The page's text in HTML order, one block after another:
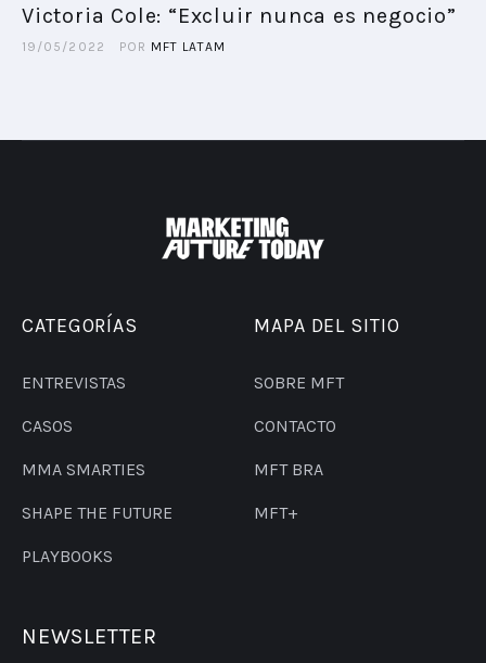
Victoria Cole: “Excluir nunca es negocio”
19/05/2022 POR MFT LATAM
CATEGORÍAS
ENTREVISTAS
CASOS
MMA SMARTIES
SHAPE THE FUTURE
PLAYBOOKS
MAPA DEL SITIO
SOBRE MFT
CONTACTO
MFT BRA
MFT+
NEWSLETTER